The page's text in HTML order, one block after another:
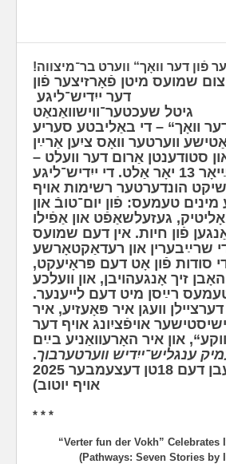
פֿון דער וואָך“ ווערט בר־מיצווה!
צום שמועס מיטן פֿאָרזיצער פֿון
דער ייִדיש־ליגע
גיטל שעכטער־ווישוואַנאַט
וואָך“ – די באַליבטע סעריע
ווערטער וואָס ציִען אַרײַן
לייענערס און סטודענטן אַרום דער ווע‫לט –
ייִדיש־ליגע
הונדערטער רשימות אויף
טעמעס: פֿון יום־טובֿ און
געזעלשאַפֿט און אַפֿילו
פֿון חיות. אי‫ן דעם שמועס
שרײַבערין און רעדאַקטאָרשע
סודות פֿון אָט דעם פּראָיעקט,
זיך אָנגעהויבן, און וועלכע
רײַסן מיט דעם לייענער.
דערציילן וועגן איר פּאָעזיע, איר
אויפֿציִונג אויף דער
און איר האָרעוואַניע בײַם
ענגליש־ייִדיש ווערטערבוך.
(אַרויסגעגעבן דעם 18טן דעצעמבער 2025
אויף יוטוב)
* * *
“Verter fun der Vokh” Celebrates
(Pathways: Seven Stories by